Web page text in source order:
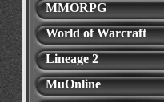
MMORPG
World of Warcraft
Lineage 2
MuOnline